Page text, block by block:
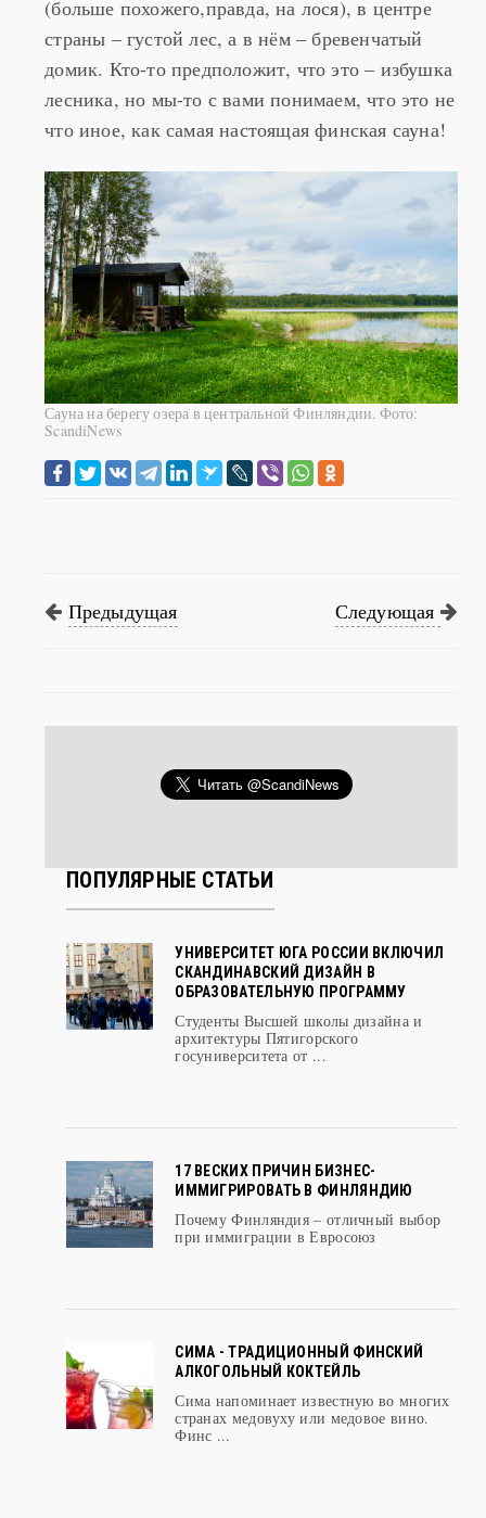
(больше похожего,правда, на лося), в центре
страны – густой лес, а в нём – бревенчатый
домик. Кто-то предположит, что это – избушка
лесника, но мы-то с вами понимаем, что это не
что иное, как самая настоящая финская сауна!
Сауна на берегу озера в центральной Финляндии. Фото:
ScandiNews
Предыдущая Следующая
ПОПУЛЯРНЫЕ СТАТЬИ
УНИВЕРСИТЕТ ЮГА РОССИИ ВКЛЮЧИЛ
СКАНДИНАВСКИЙ ДИЗАЙН В
ОБРАЗОВАТЕЛЬНУЮ ПРОГРАММУ
Студенты Высшей школы дизайна и
архитектуры Пятигорского
госуниверситета от ...
17 ВЕСКИХ ПРИЧИН БИЗНЕС-
ИММИГРИРОВАТЬ В ФИНЛЯНДИЮ
Почему Финляндия – отличный выбор
при иммиграции в Евросоюз
СИМА - ТРАДИЦИОННЫЙ ФИНСКИЙ
АЛКОГОЛЬНЫЙ КОКТЕЙЛЬ
Сима напоминает известную во многих
странах медовуху или медовое вино.
Финс ...